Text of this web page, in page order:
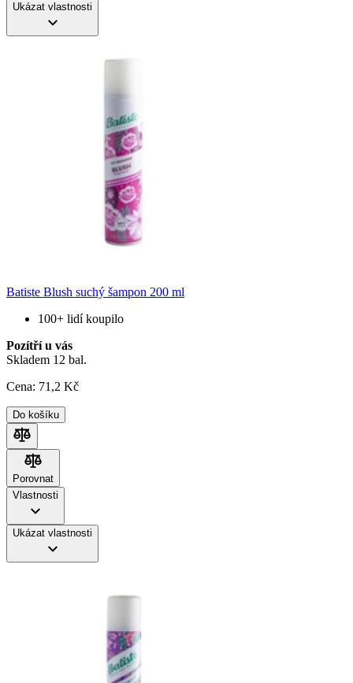
Ukázat vlastnosti
Batiste Blush suchý šampon 200 ml
100+ lidí koupilo
Pozítří u vás
Skladem 12 bal.
Cena: 71 ,2 Kč
Do košíku
Porovnat
Porovnat
Vlastnosti
Ukázat vlastnosti